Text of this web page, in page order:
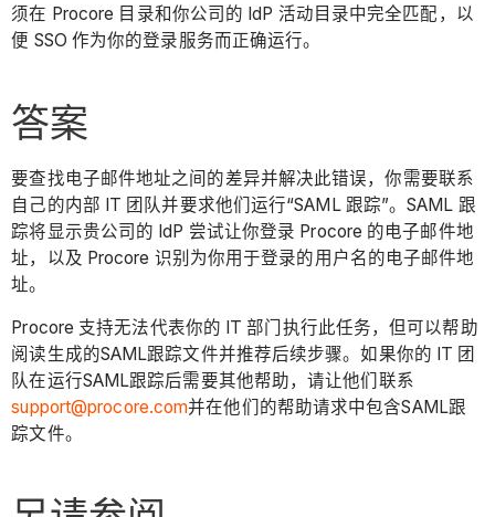
须在 Procore 目录和你公司的 IdP 活动目录中完全匹配，以
便 SSO 作为你的登录服务而正确运行。
答案
要查找电子邮件地址之间的差异并解决此错误，你需要联系
自己的内部 IT 团队并要求他们运行“SAML 跟踪”。SAML 跟
踪将显示贵公司的 IdP 尝试让你登录 Procore 的电子邮件地
址，以及 Procore 识别为你用于登录的用户名的电子邮件地
址。
Procore 支持无法代表你的 IT 部门执行此任务，但可以帮助
阅读生成的SAML跟踪文件并推荐后续步骤。如果你的 IT 团
队在运行SAML跟踪后需要其他帮助，请让他们联系
support@procore.com并在他们的帮助请求中包含SAML跟
踪文件。